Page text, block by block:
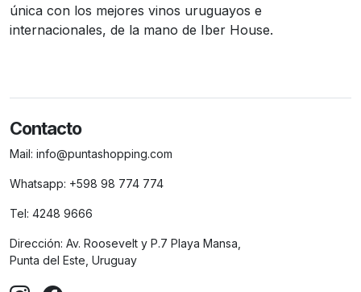
única con los mejores vinos uruguayos e
internacionales, de la mano de Iber House.
Contacto
Mail: info@puntashopping.com
Whatsapp: +598 98 774 774
Tel: 4248 9666
Dirección: Av. Roosevelt y P.7 Playa Mansa,
Punta del Este, Uruguay